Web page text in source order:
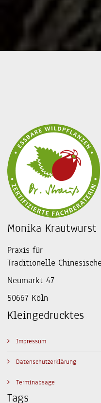
Monika Krautwurst
Praxis für
Traditionelle
Neumarkt 47
50667 Köln
Kleingedrucktes
Impressum
Datenschutzerklärung
Terminabsage
Tags